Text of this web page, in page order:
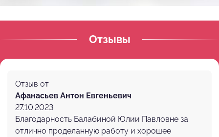
Отзывы
Отзыв от
Афанасьев Антон Евгеньевич
27.10.2023
Благодарность Балабиной Юлии Павловне за
отлично проделанную работу и хорошее